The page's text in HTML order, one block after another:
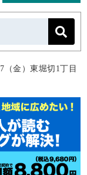
（金）東堀切1丁目